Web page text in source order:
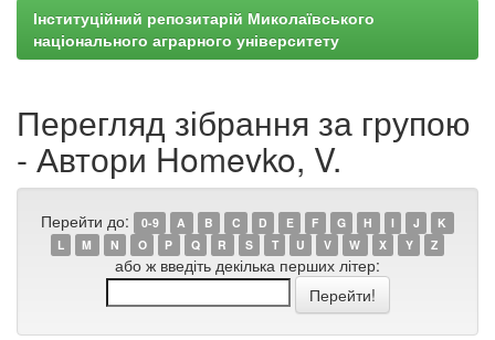
Інституційний репозитарій Миколаївського
національного аграрного університету
Перегляд зібрання за групою
- Автори Homevko, V.
Перейти до: 0-9 A B C D E F G H I J
K
L
M N O P Q R S T U V W X Y Z
або ж введіть декілька перших літер: